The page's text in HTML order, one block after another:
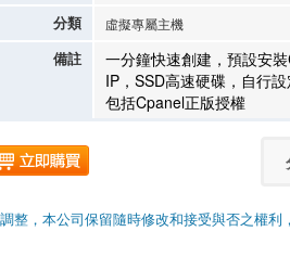
分類 虛擬專屬主機
備註
一分鐘快速創建，預設安
IP，SSD高速硬碟，自行
包括Cpanel正版授權
整，本公司保留隨時修改和接受與否之權